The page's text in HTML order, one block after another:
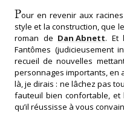
Pour en revenir aux
style et la construction, que
roman de Dan Abnett. Et
Fantômes (judicieusement
recueil de nouvelles
personnages importants, en
là, je dirais : ne lâchez pas
fauteuil bien confortable, et
qu’il réussisse à vous